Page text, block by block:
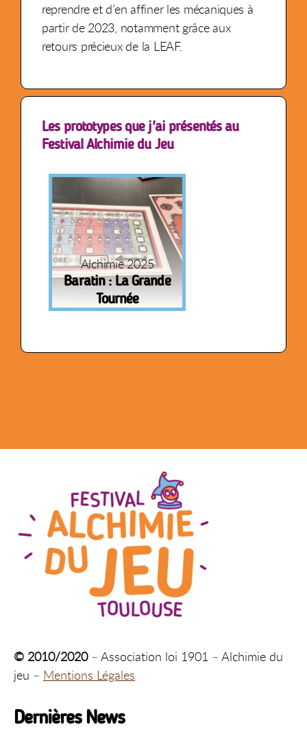
reprendre et d’en affiner les mécaniques à
partir de 2023, notamment grâce aux
retours précieux de la LEAF.
Les prototypes que j'ai présentés au
Festival Alchimie du Jeu
Alchimie 2025
Baratin : La Grande
Tournée
© 2010/2020– Association loi 1901 – Alchimie du
jeu – Mentions Légales
Dernières News